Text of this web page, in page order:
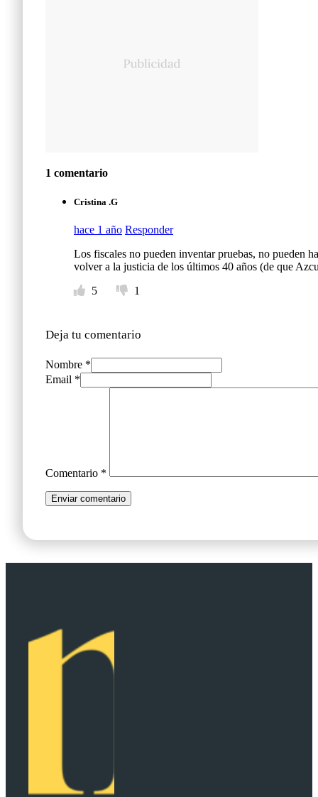
1 comentario
Cristina .G
hace 1 año Responder
Los fiscales no pueden inventar pruebas, no pueden
volver a la justicia de los últimos 40 años (de que
5
1
Deja tu comentario
Nombre *
Email *
Comentario *